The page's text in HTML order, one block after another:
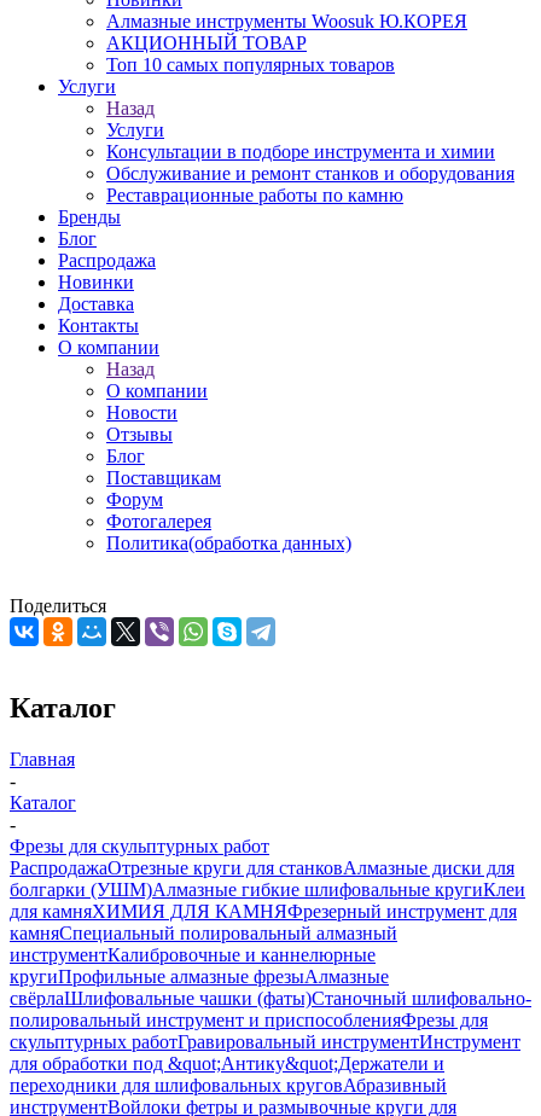
Алмазные инструменты Woosuk Ю.КОРЕЯ
АКЦИОННЫЙ ТОВАР
Топ 10 самых популярных товаров
Услуги
Назад
Услуги
Консультации в подборе инструмента и химии
Обслуживание и ремонт станков и оборудования
Реставрационные работы по камню
Бренды
Блог
Распродажа
Новинки
Доставка
Контакты
О компании
Назад
О компании
Новости
Отзывы
Блог
Поставщикам
Форум
Фотогалерея
Политика(обработка данных)
Поделиться
Каталог
Главная
-
Каталог
-
Фрезы для скульптурных работ
РаспродажаОтрезные круги для станковАлмазные диски для
болгарки (УШМ)Алмазные гибкие шлифовальные кругиКлеи
для камняХИМИЯ ДЛЯ КАМНЯФрезерный инструмент для
камняСпециальный полировальный алмазный
инструментКалибровочные и каннелюрные
кругиПрофильные алмазные фрезыАлмазные
свёрлаШлифовальные чашки (фаты)Станочный шлифовально-
полировальный инструмент и приспособленияФрезы для
скульптурных работГравировальный инструментИнструмент
для обработки под &quot;Антику&quot;Держатели и
переходники для шлифовальных круговАбразивный
инструментВойлоки фетры и размывочные круги для